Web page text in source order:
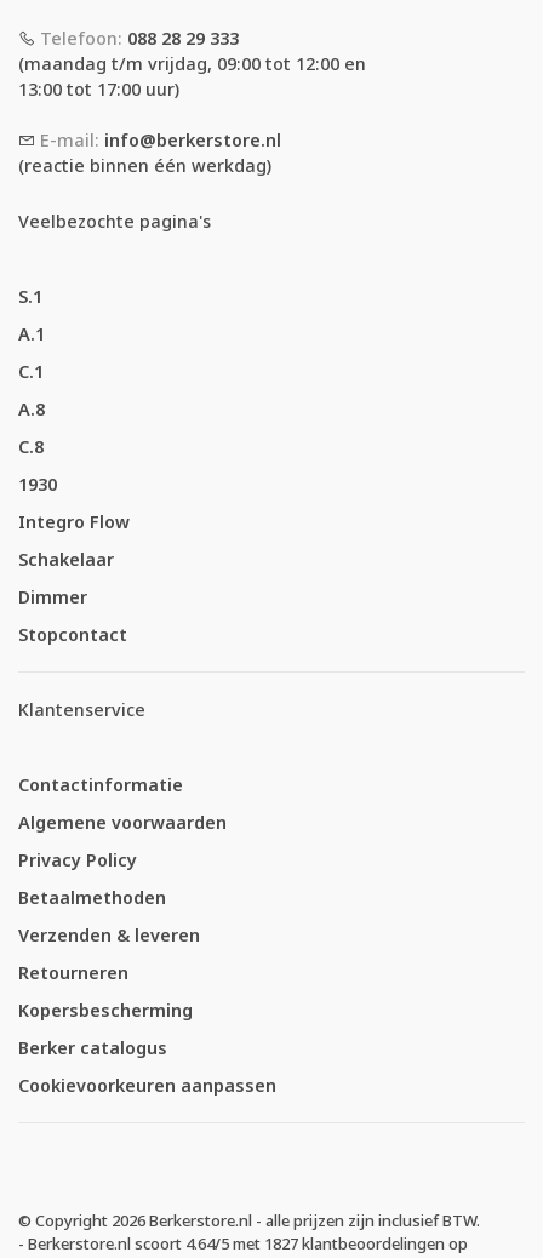
Telefoon: 088 28 29 333
(maandag t/m vrijdag, 09:00 tot 12:00 en
13:00 tot 17:00 uur)
E-mail: info@berkerstore.nl
(reactie binnen één werkdag)
Veelbezochte pagina's
S.1
A.1
C.1
A.8
C.8
1930
Integro Flow
Schakelaar
Dimmer
Stopcontact
Klantenservice
Contactinformatie
Algemene voorwaarden
Privacy Policy
Betaalmethoden
Verzenden & leveren
Retourneren
Kopersbescherming
Berker catalogus
Cookievoorkeuren aanpassen
© Copyright 2026 Berkerstore.nl - alle prijzen zijn inclusief BTW.
- Berkerstore.nl scoort 4.64/5met 1827klantbeoordelingen op